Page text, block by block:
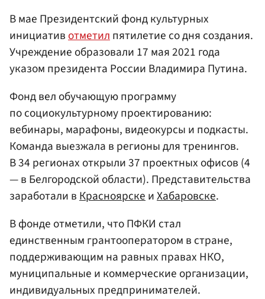
В мае Президентский фонд культурных
инициатив отметил пятилетие со дня создания.
Учреждение образовали 17 мая 2021 года
указом президента России Владимира Путина.
Фонд вел обучающую программу
по социокультурному проектированию:
вебинары, марафоны, видеокурсы и подкасты.
Команда выезжала в регионы для тренингов.
В 34 регионах открыли 37 проектных офисов (4
— в Белгородской области). Представительства
заработали вКрасноярскеиХабаровске.
В фонде отметили, что ПФКИ стал
единственным грантооператором в стране,
поддерживающим на равных правах НКО,
муниципальные и коммерческие организации,
индивидуальных предпринимателей.